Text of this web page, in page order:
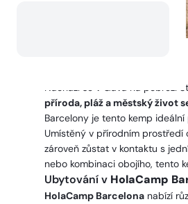
Nachází se v Gavà na pobřeží
příroda, pláž a městský život
Barcelony je tento kemp
Umístěný v přírodním prostředí
zároveň zůstat v kontaktu s
nebo kombinaci obojího, tento
Ubytování v HolaCamp
HolaCamp Barcelona nabízí